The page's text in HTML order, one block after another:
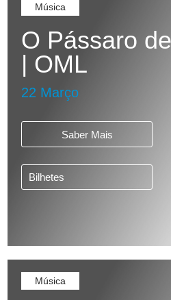
Música
O Pássaro
| OML
22 Março
Saber Mais
Bilhetes
Música